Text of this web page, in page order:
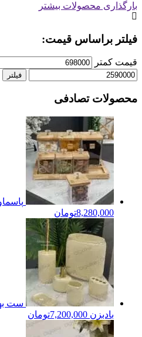
بارگذاری محصولات بیشتر
فیلتر براساس قیمت:
قیمت کمتر
فیلتر
محصولات تصادفی
8,280,000تومان
ست
بادبزن 7,200,000تومان